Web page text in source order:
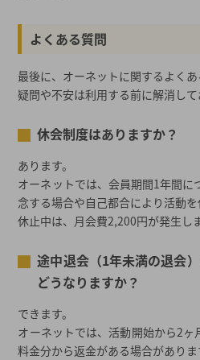
よくある質問
最後に、オーネットに関するよくあ
疑問や不安は利用する前に解消して
休会制度はありますか？
あります。
オーネットでは、会員期間1年間
念する場合や自己都合により活動を
休止中は、月会費2,200円が発生しま
途中退会（1年未満の退会
どうなりますか？
できます。
オーネットでは、活動開始から2
料金分から返金がある場合がありま